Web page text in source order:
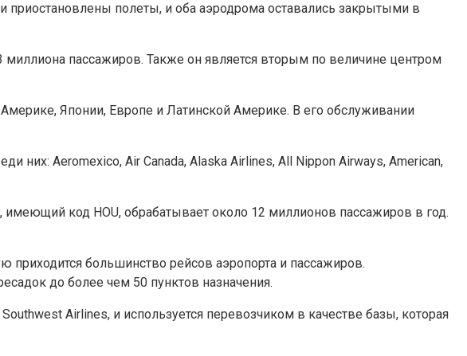
полеты, и оба аэродрома оставались закрытыми в
пассажиров. Также он является вторым по величине центром
Японии, Европе и Латинской Америке. В его обслуживании
них: Aeromexico, Air Canada, Alaska Airlines, All Nippon Airways, American,
код HOU, обрабатывает около 12 миллионов пассажиров в год.
большинство рейсов аэропорта и пассажиров.
до более чем 50 пунктов назначения.
Airlines, и используется перевозчиком в качестве базы, которая